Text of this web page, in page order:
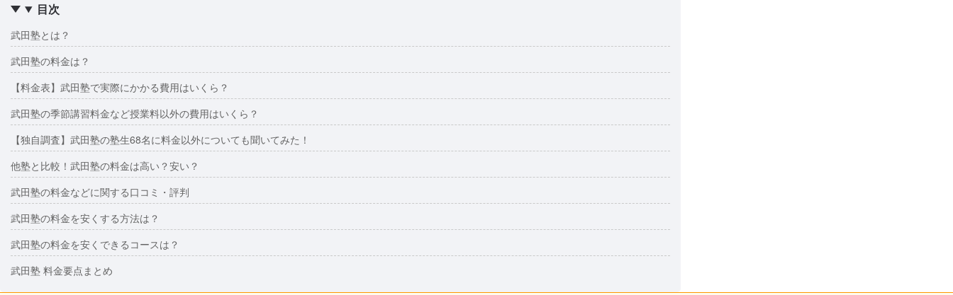
目次
武田塾とは？
武田塾の料金は？
【料金表】武田塾で実際にかかる費用はいくら？
武田塾の季節講習料金など授業料以外の費用はいくら？
【独自調査】武田塾の塾生68名に料金以外についても聞いてみた！
他塾と比較！武田塾の料金は高い？安い？
武田塾の料金などに関する口コミ・評判
武田塾の料金を安くする方法は？
武田塾の料金を安くできるコースは？
武田塾 料金要点まとめ